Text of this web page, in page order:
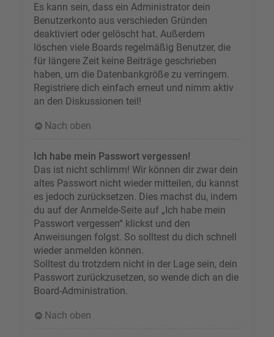
Es kann sein, dass ein Administrator dein
Benutzerkonto aus verschieden Gründen
deaktiviert oder gelöscht hat. Außerdem
löschen viele Boards regelmäßig Benutzer, die
für längere Zeit keine Beiträge geschrieben
haben, um die Datenbankgröße zu verringern.
Registriere dich einfach erneut und nimm aktiv
an den Diskussionen teil!
Nach oben
Ich habe mein Passwort vergessen!
Das ist nicht schlimm! Wir können dir zwar dein
altes Passwort nicht wieder mitteilen, du kannst
es jedoch zurücksetzen. Dies machst du, indem
du auf der Anmelde-Seite auf „Ich habe mein
Passwort vergessen“ klickst und den
Anweisungen folgst. So solltest du dich schnell
wieder anmelden können.
Solltest du trotzdem nicht in der Lage sein, dein
Passwort zurückzusetzen, so wende dich an die
Board-Administration.
Nach oben